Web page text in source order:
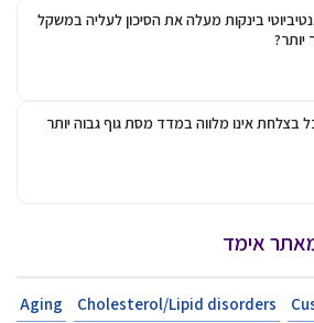
בינקות מעלה את הסיכון לעליה במשקל
בצלחת אינו מלווה במדד מסת גוף גבוה יותר
אימד
Aging Cholesterol/Lipid disorders